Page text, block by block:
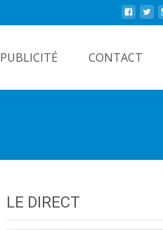
PUBLICITÉ CONTACT
LE DIRECT